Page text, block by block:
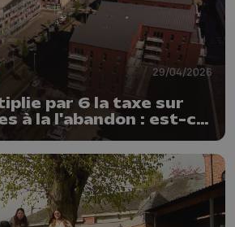
29/04/2026
par 6 la taxe sur
à la l'abandon : est-ce